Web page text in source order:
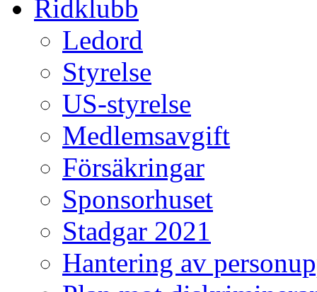
Ridklubb
Ledord
Styrelse
US-styrelse
Medlemsavgift
Försäkringar
Sponsorhuset
Stadgar 2021
Hantering av